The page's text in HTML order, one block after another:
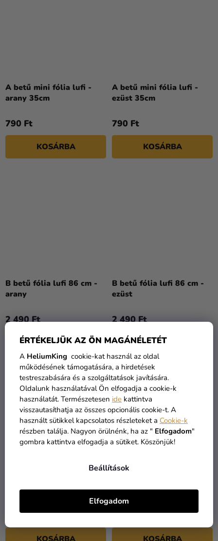
ÉRTÉKELJÜK AZ ÖN MAGÁNÉLETÉT
A HeliumKing cookie-kat használ az oldal
működésének támogatására, a hirdetések
testreszabására és a szolgáltatások javítására.
Oldalunk használatával Ön elfogadja a cookie-k
használatát. Természetesen ide kattintva
visszautasíthatja az összes opcionális cookie-t. A
használt sütikkel kapcsolatos részleteket a Cookie-k
részben találja. Nagyon örülnénk, ha az " Elfogadom"
gombra kattintva elfogadja a sütiket. Köszönjük!
Beállítások
Elfogadom
A betű mini fólia lufi -
arany 35cm
790 Ft
KOSÁRBA
A betű mini fólia lufi -
ezüst 35cm
790 Ft
KOSÁRBA
B betű fólia lufi 86 cm -
arany
2 490 Ft
KOSÁRBA
B betű fólia lufi 86 cm -
ezüst
2 490 Ft
KOSÁRBA
cm piros
790 Ft
arany 35cm
790 Ft